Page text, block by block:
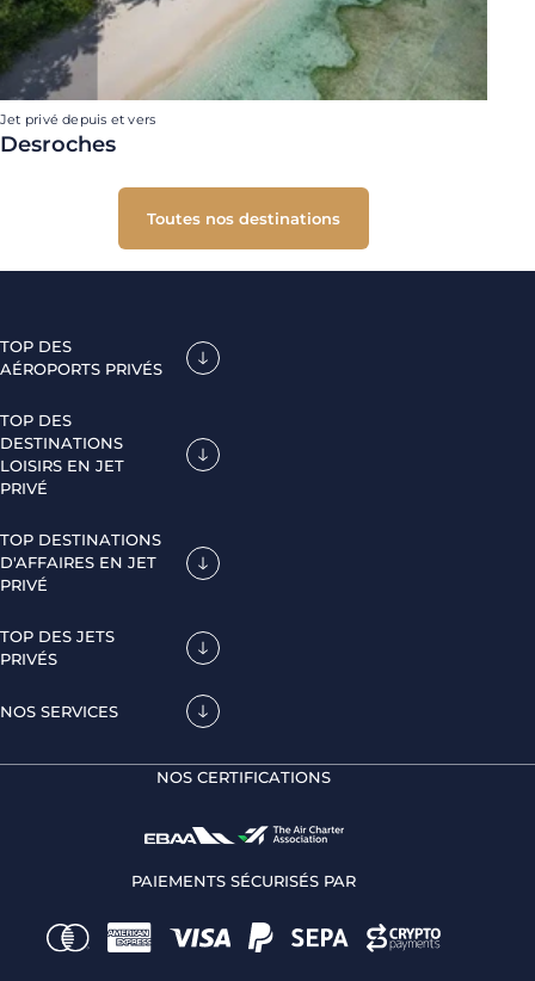
Jet privé depuis et vers
Desroches
Toutes nos destinations
TOP DES
AÉROPORTS PRIVÉS
TOP DES
DESTINATIONS
LOISIRS EN JET
PRIVÉ
TOP DESTINATIONS
D'AFFAIRES EN JET
PRIVÉ
TOP DES JETS
PRIVÉS
NOS SERVICES
NOS CERTIFICATIONS
PAIEMENTS SÉCURISÉS PAR